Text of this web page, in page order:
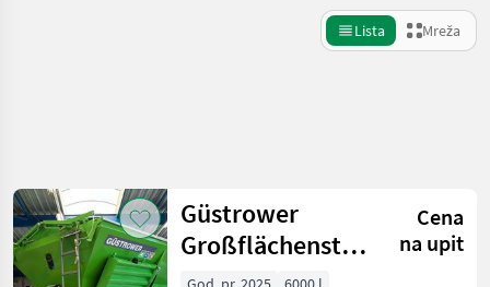
Lista Mreža
Kategorija 4 Država Filteri
Güstrower
Großflächenstreuer
GDK
Cena
na upit